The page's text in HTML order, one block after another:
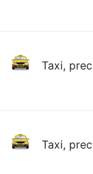
Taxi,
Taxi,